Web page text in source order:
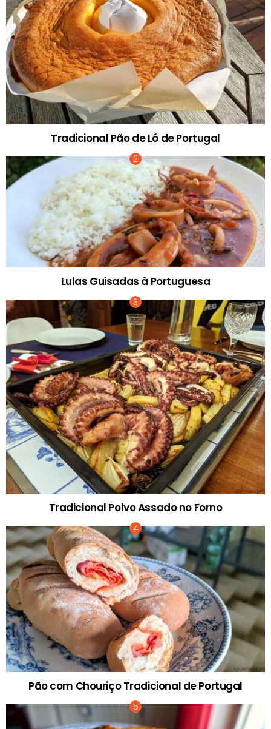
Tradicional Pão de Ló de Portugal
Lulas Guisadas à Portuguesa
Tradicional Polvo Assado no Forno
Pão com Chouriço Tradicional de Portugal